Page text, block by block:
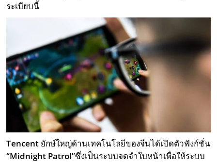
ระเบียบนี้
Tencent ยักษ์ใหญ่ด้านเทคโนโลยีของจีนได้เปิดตัวฟังก์ชั่น
“Midnight Patrol”ซึ่งเป็นระบบจดจำใบหน้าเพื่อให้ระบบ